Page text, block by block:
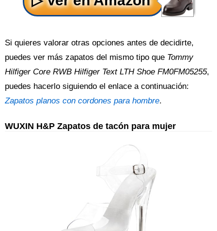
Si quieres valorar otras opciones antes de decidirte,
puedes ver más zapatos del mismo tipo que Tommy
Hilfiger Core RWB Hilfiger Text LTH Shoe FM0FM05255,
puedes hacerlo siguiendo el enlace a continuación:
Zapatos planos con cordones para hombre.
WUXIN H&P Zapatos de tacón para mujer